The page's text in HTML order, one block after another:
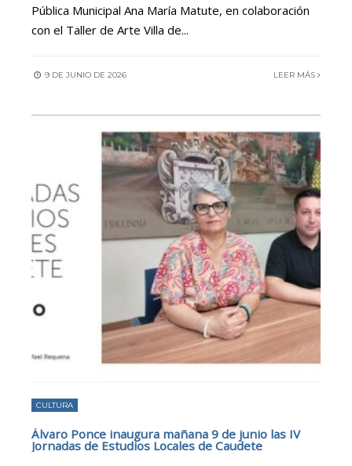
Pública Municipal Ana María Matute, en colaboración
con el Taller de Arte Villa de...
9 DE JUNIO DE 2026 LEER MÁS
CULTURA
Álvaro Ponce inaugura mañana 9 de junio las IV
Jornadas de Estudios Locales de Caudete